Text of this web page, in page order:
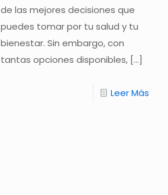
de las mejores decisiones que
puedes tomar por tu salud y tu
bienestar. Sin embargo, con
tantas opciones disponibles, […]
Leer Más